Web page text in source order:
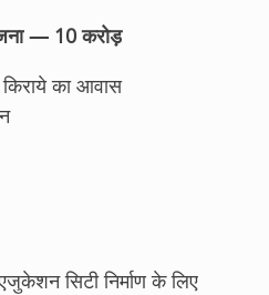
— 10 करोड़
किराये का आवास
सिटी निर्माण के लिए